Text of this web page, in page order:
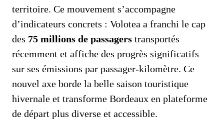
territoire. Ce mouvement s’accompagne
d’indicateurs concrets : Volotea a franchi le cap
des 75 millions de passagers transportés
récemment et affiche des progrès significatifs
sur ses émissions par passager-kilomètre. Ce
nouvel axe borde la belle saison touristique
hivernale et transforme Bordeaux en plateforme
de départ plus diverse et accessible.